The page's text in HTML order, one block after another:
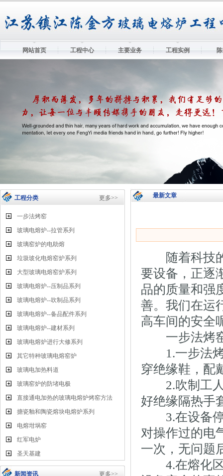
网站首页 工程中心 主要业务 工程实例
工程分类 更多>>
一步法烤窑
玻璃电熔炉--拉管系列
玻璃窑炉的电助熔
垃圾玻化电熔窑炉系列
大型玻璃电熔窑炉系列
玻璃电熔炉--压制品系列
玻璃电熔炉--吹制品系列
玻璃电熔炉--备品配件系列
玻璃电熔炉--建材系列
玻璃电熔炉进行大修系列
其它特种玻璃电熔窑炉
玻璃电加热料道
玻璃窑炉的防堵电极
直接通电加热的玻璃电熔炉烤窑方法
搪瓷釉和陶瓷熔块电熔炉系列
电熔坩埚窑
红军电炉
圣天基建
更多>>
新闻资讯
最新文章
随着科技的
要设备，正逐
品的质量和强
善。我们在运
高车间的安全
一步法烤窑
1.一步法烤
穿绝缘鞋，配
2.吹制工人
好绝缘隔热手
3.在设备停
对操作过的电
一次，无问题
4.在熔化区